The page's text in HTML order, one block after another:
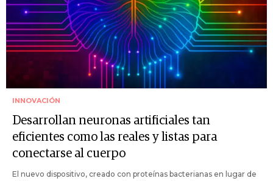
INNOVACIÓN
Desarrollan neuronas artificiales tan
eficientes como las reales y listas para
conectarse al cuerpo
El nuevo dispositivo, creado con proteínas bacterianas en lugar de